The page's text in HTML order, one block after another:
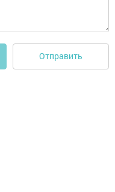
Отправить